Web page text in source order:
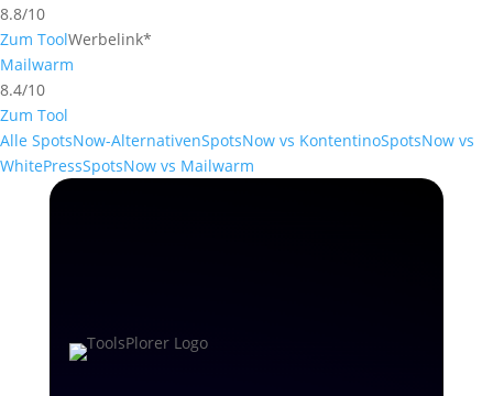
8.8/10
Zum ToolWerbelink*
Mailwarm
8.4/10
Zum Tool
Alle SpotsNow-AlternativenSpotsNow vs KontentinoSpotsNow vs
WhitePressSpotsNow vs Mailwarm